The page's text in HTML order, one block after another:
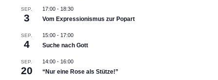
SEP.
3
17:00- 18:30
Vom Expressionismus zur Popart
SEP.
4
15:00- 17:00
Suche nach Gott
SEP.
20
14:00- 16:00
“Nur eine Rose als Stütze!”